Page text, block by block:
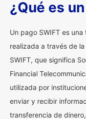
¿Qué es
Un pago SWIFT es
realizada a través de
SWIFT, que significa
Financial
utilizada por
enviar y recibir
transferencia de